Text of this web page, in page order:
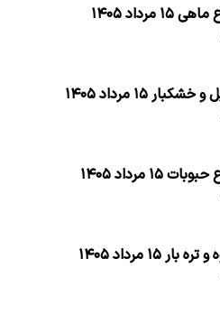
مرداد ۱۴۰۵
۱۵ مرداد ۱۴۰۵
۱۵ مرداد ۱۴۰۵
۱۵ مرداد ۱۴۰۵